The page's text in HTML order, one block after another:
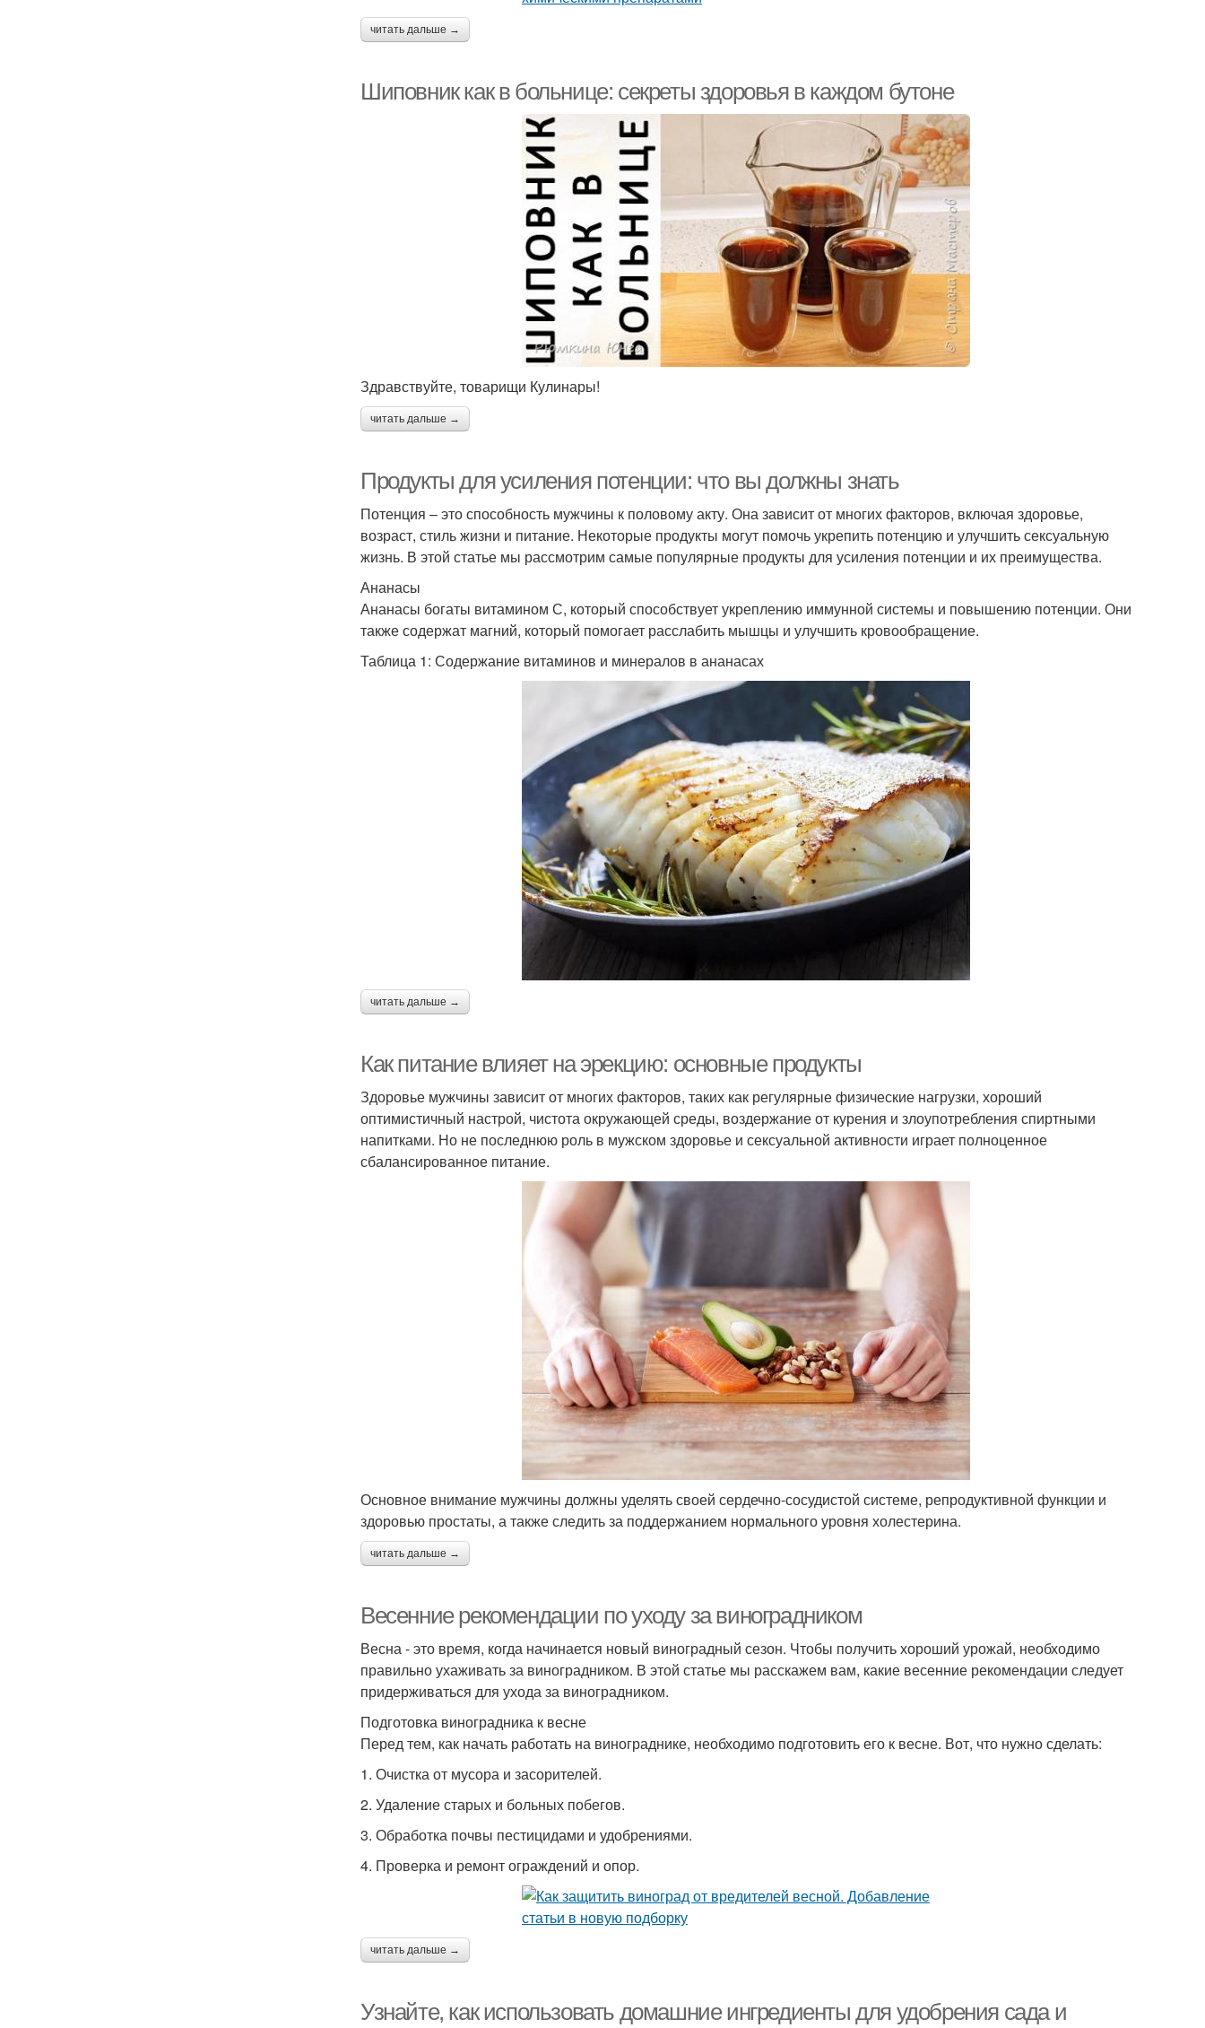
читать дальше →
Шиповник как в больнице: секреты здоровья в каждом бутоне
Здравствуйте, товарищи Кулинары!
читать дальше →
Продукты для усиления потенции: что вы должны знать
Потенция – это способность мужчины к половому акту. Она зависит от многих факторов, включая здоровье,
возраст, стиль жизни и питание. Некоторые продукты могут помочь укрепить потенцию и улучшить сексуальную
жизнь. В этой статье мы рассмотрим самые популярные продукты для усиления потенции и их преимущества.
Ананасы
Ананасы богаты витамином С, который способствует укреплению иммунной системы и повышению потенции. Они
также содержат магний, который помогает расслабить мышцы и улучшить кровообращение.
Таблица 1: Содержание витаминов и минералов в ананасах
читать дальше →
Как питание влияет на эрекцию: основные продукты
Здоровье мужчины зависит от многих факторов, таких как регулярные физические нагрузки, хороший
оптимистичный настрой, чистота окружающей среды, воздержание от курения и злоупотребления спиртными
напитками. Но не последнюю роль в мужском здоровье и сексуальной активности играет полноценное
сбалансированное питание.
Основное внимание мужчины должны уделять своей сердечно-сосудистой системе, репродуктивной функции и
здоровью простаты, а также следить за поддержанием нормального уровня холестерина.
читать дальше →
Весенние рекомендации по уходу за виноградником
Весна - это время, когда начинается новый виноградный сезон. Чтобы получить хороший урожай, необходимо
правильно ухаживать за виноградником. В этой статье мы расскажем вам, какие весенние рекомендации следует
придерживаться для ухода за виноградником.
Подготовка виноградника к весне
Перед тем, как начать работать на винограднике, необходимо подготовить его к весне. Вот, что нужно сделать:
1. Очистка от мусора и засорителей.
2. Удаление старых и больных побегов.
3. Обработка почвы пестицидами и удобрениями.
4. Проверка и ремонт ограждений и опор.
читать дальше →
Узнайте, как использовать домашние ингредиенты для удобрения сада и